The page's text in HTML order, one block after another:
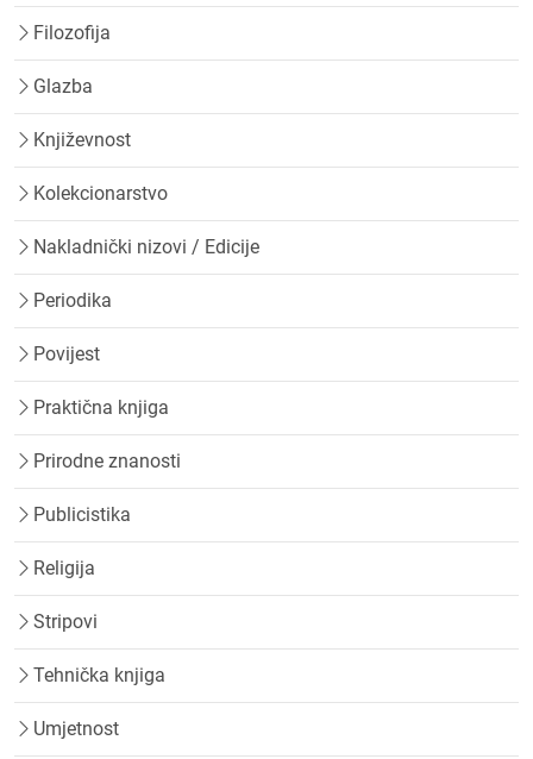
Filozofija
Glazba
Književnost
Kolekcionarstvo
Nakladnički nizovi / Edicije
Periodika
Povijest
Praktična knjiga
Prirodne znanosti
Publicistika
Religija
Stripovi
Tehnička knjiga
Umjetnost